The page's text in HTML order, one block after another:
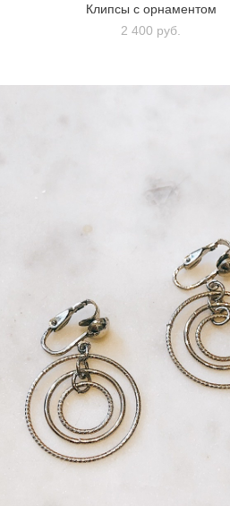
Клипсы с орнаментом
2 400 pуб.